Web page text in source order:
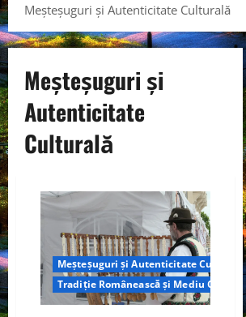
Meșteșuguri și Autenticitate Culturală
Meșteșuguri și
Autenticitate
Culturală
Meșteșuguri și Autenticitate Culturală
Tradiție Românească și Mediu Curat